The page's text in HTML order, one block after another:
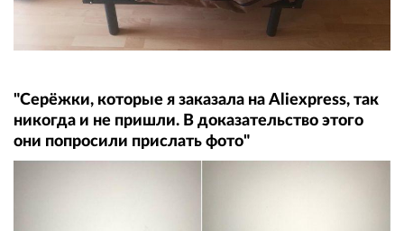
"Серёжки, которые я заказала на Aliexpress, так
никогда и не пришли. В доказательство этого
они попросили прислать фото"